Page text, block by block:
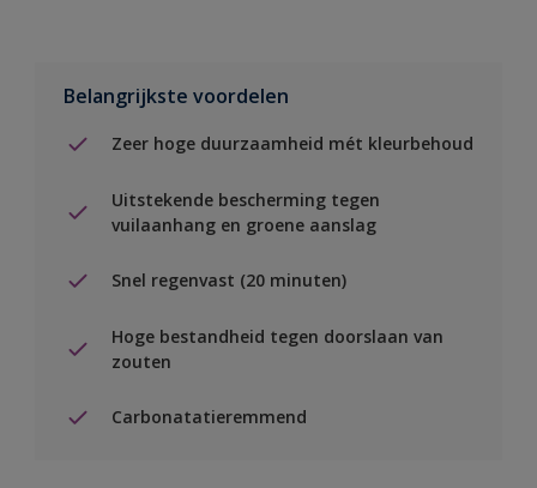
Belangrijkste voordelen
Zeer hoge duurzaamheid mét kleurbehoud
Uitstekende bescherming tegen
vuilaanhang en groene aanslag
Snel regenvast (20 minuten)
Hoge bestandheid tegen doorslaan van
zouten
Carbonatatieremmend